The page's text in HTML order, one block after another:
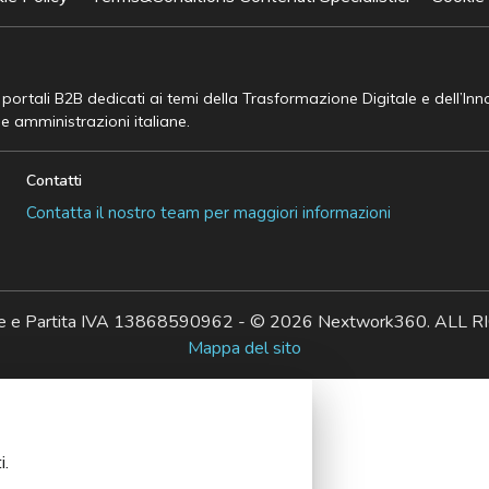
B2B dedicati ai temi della Trasformazione Digitale e
amministrazioni italiane.
Contatti
Contatta il nostro team per maggiori informazioni
e Partita IVA 13868590962 - © 2026 Nextwork360. ALL
Mappa del sito